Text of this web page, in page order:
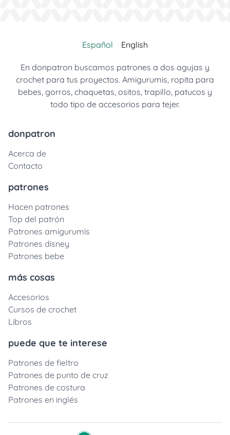
Español English
En donpatron buscamos patrones a dos agujas y
crochet para tus proyectos. Amigurumis, ropita para
bebes, gorros, chaquetas, ositos, trapillo, patucos y
todo tipo de accesorios para tejer.
donpatron
Acerca de
Contacto
patrones
Hacen patrones
Top del patrón
Patrones amigurumis
Patrones disney
Patrones bebe
más cosas
Accesorios
Cursos de crochet
Libros
puede que te interese
Patrones de fieltro
Patrones de punto de cruz
Patrones de costura
Patrones en inglés